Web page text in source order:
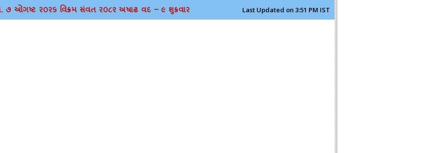
૭ ઓગષ્ટ ર૦ર૬ વિક્રમ સંવત ર૦૮૨ અષાઢ વદ – ૯ શુક્રવાર Last Updated on 3:51 PM IST